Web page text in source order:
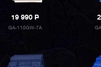
19 990P
GA-110GW-7A